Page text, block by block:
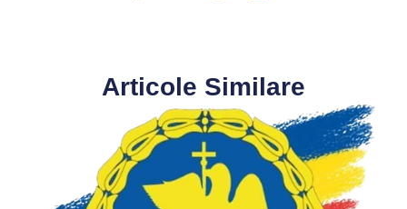
Articole Similare